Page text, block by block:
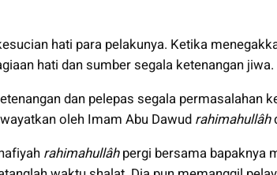
hati para pelakunya. Ketika
hati dan sumber segala ketenangan jiwa.
dan pelepas segala permasalahan
oleh Imam Abu Dawud rahimahullâh
rahimahullâhpergi bersama bapaknya